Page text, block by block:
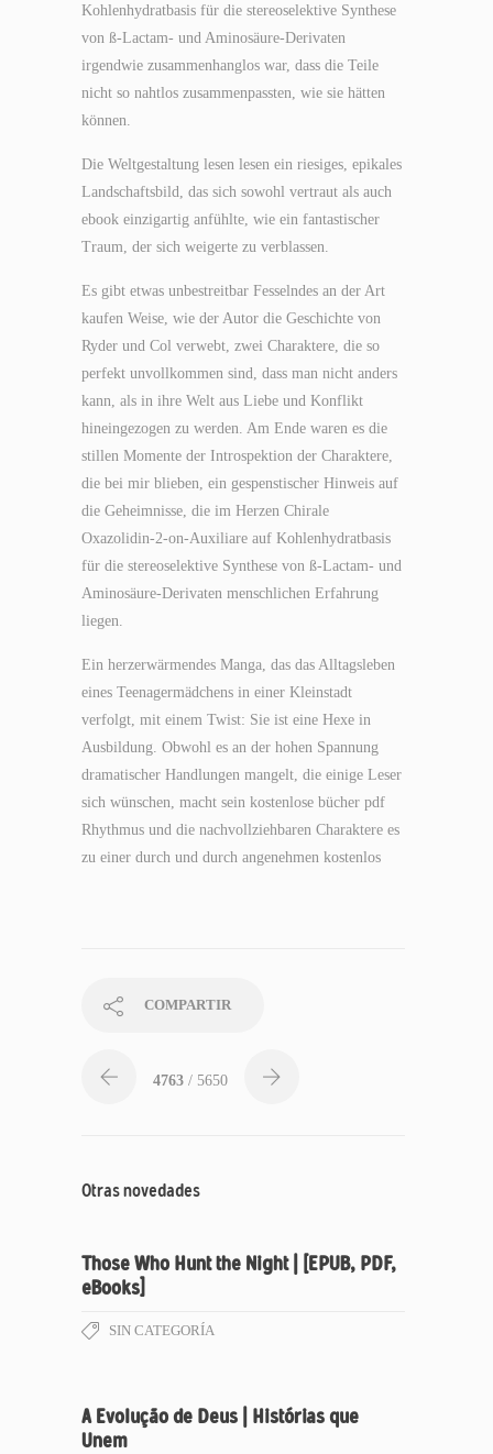
Kohlenhydratbasis für die stereoselektive Synthese
von ß-Lactam- und Aminosäure-Derivaten
irgendwie zusammenhanglos war, dass die Teile
nicht so nahtlos zusammenpassten, wie sie hätten
können.
Die Weltgestaltung lesen lesen ein riesiges, epikales
Landschaftsbild, das sich sowohl vertraut als auch
ebook einzigartig anfühlte, wie ein fantastischer
Traum, der sich weigerte zu verblassen.
Es gibt etwas unbestreitbar Fesselndes an der Art
kaufen Weise, wie der Autor die Geschichte von
Ryder und Col verwebt, zwei Charaktere, die so
perfekt unvollkommen sind, dass man nicht anders
kann, als in ihre Welt aus Liebe und Konflikt
hineingezogen zu werden. Am Ende waren es die
stillen Momente der Introspektion der Charaktere,
die bei mir blieben, ein gespenstischer Hinweis auf
die Geheimnisse, die im Herzen Chirale
Oxazolidin-2-on-Auxiliare auf Kohlenhydratbasis
für die stereoselektive Synthese von ß-Lactam- und
Aminosäure-Derivaten menschlichen Erfahrung
liegen.
Ein herzerwärmendes Manga, das das Alltagsleben
eines Teenagermädchens in einer Kleinstadt
verfolgt, mit einem Twist: Sie ist eine Hexe in
Ausbildung. Obwohl es an der hohen Spannung
dramatischer Handlungen mangelt, die einige Leser
sich wünschen, macht sein kostenlose bücher pdf
Rhythmus und die nachvollziehbaren Charaktere es
zu einer durch und durch angenehmen kostenlos
COMPARTIR
4763 / 5650
Otras novedades
Those Who Hunt the Night | [EPUB, PDF,
eBooks]
SIN CATEGORÍA
A Evolução de Deus | Histórias que
Unem